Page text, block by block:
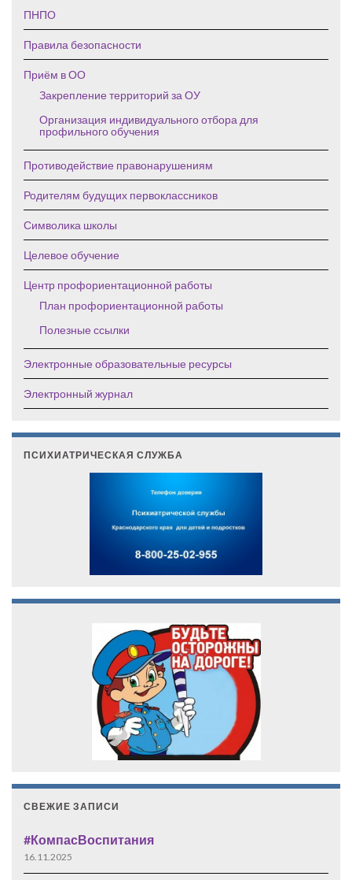
ПНПО
Правила безопасности
Приём в ОО
Закрепление территорий за ОУ
Организация индивидуального отбора для
профильного обучения
Противодействие правонарушениям
Родителям будущих первоклассников
Символика школы
Целевое обучение
Центр профориентационной работы
План профориентационной работы
Полезные ссылки
Электронные образовательные ресурсы
Электронный журнал
ПСИХИАТРИЧЕСКАЯ СЛУЖБА
СВЕЖИЕ ЗАПИСИ
#КомпасВоспитания
16.11.2025